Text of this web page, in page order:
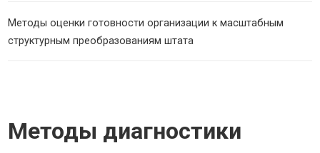
Методы оценки готовности организации к масштабным
структурным преобразованиям штата
Методы диагностики